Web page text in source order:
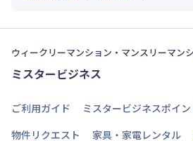
ウィークリーマンション・マンスリーマン
ミスタービジネス
ご利用ガイド
ミスタービジネスポイ
物件リクエスト
家具・家電レンタル